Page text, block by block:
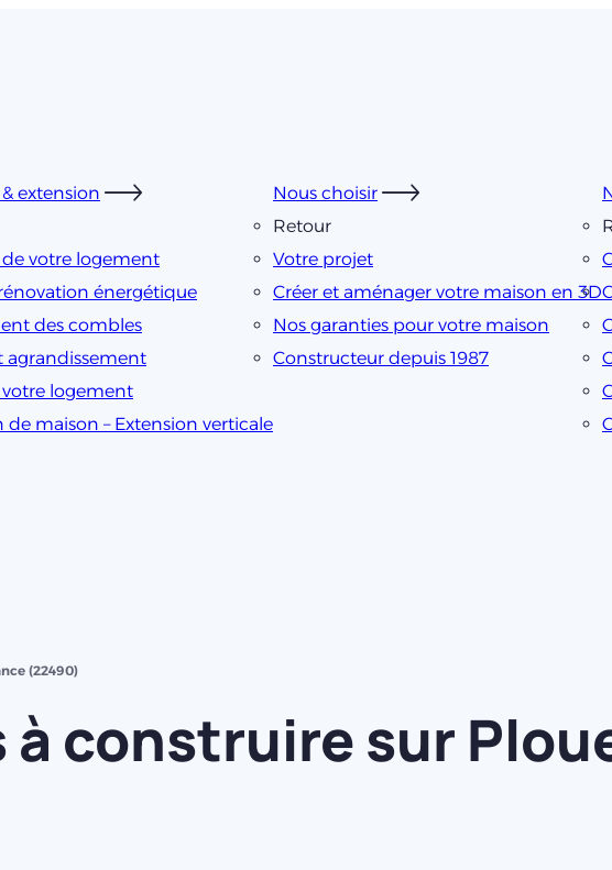
extension
votre logement
énergétique
des combles
agrandissement
logement
de maison – Extension verticale
Nous choisir
Retour
Votre projet
Créer et aménager votre maison en 3D
Nos garanties pour votre maison
Constructeur depuis 1987
(22490)
à construire sur